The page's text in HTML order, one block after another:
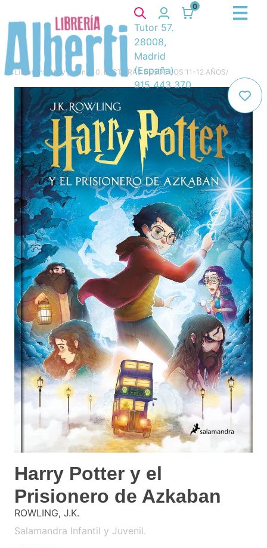
0
Tutor 57.
28008,
Madrid
(España)
915 443 370
Libros Infantil y juvenil 10. LECTURAS DESDE LOS 11-12 AÑOS/
Harry Potter y el
Prisionero de Azkaban
ROWLING, J.K.
Salamandra Infantil y Juvenil.